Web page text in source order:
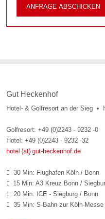
Gut Heckenhof
Hotel- & Golfresort an der Sieg •
Golfresort: +49 (0)2243 - 9232 -0
Hotel: +49 (0)2243 - 9232 -32
hotel (at) gut-heckenhof.de
 30 Min: Flughafen Köln / Bonn
 15 Min: A3 Kreuz Bonn /
 20 Min: ICE - Siegburg / Bonn
 35 Min: S-Bahn zur Köln-Messe